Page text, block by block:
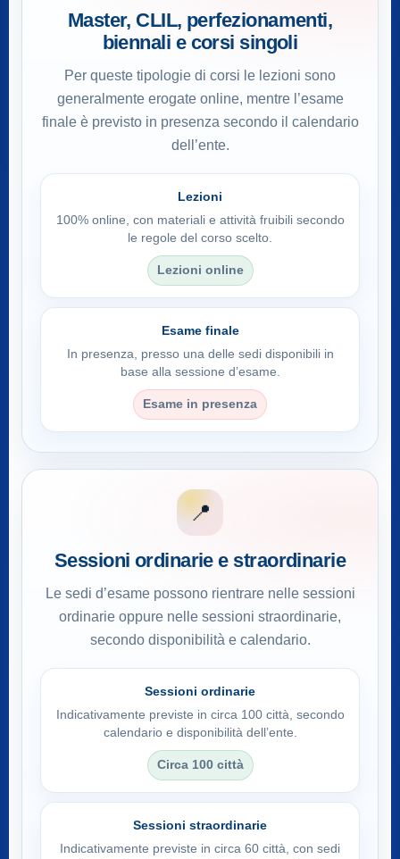
Master, CLIL, perfezionamenti,
biennali e corsi singoli
Per queste tipologie di corsi le lezioni sono
generalmente erogate online, mentre l’esame
finale è previsto in presenza secondo il calendario
dell’ente.
Lezioni
100% online, con materiali e attività fruibili secondo
le regole del corso scelto.
Lezioni online
Esame finale
In presenza, presso una delle sedi disponibili in
base alla sessione d’esame.
Esame in presenza
📍
Sessioni ordinarie e straordinarie
Le sedi d’esame possono rientrare nelle sessioni
ordinarie oppure nelle sessioni straordinarie,
secondo disponibilità e calendario.
Sessioni ordinarie
Indicativamente previste in circa 100 città, secondo
calendario e disponibilità dell’ente.
Circa 100 città
Sessioni straordinarie
Indicativamente previste in circa 60 città, con sedi